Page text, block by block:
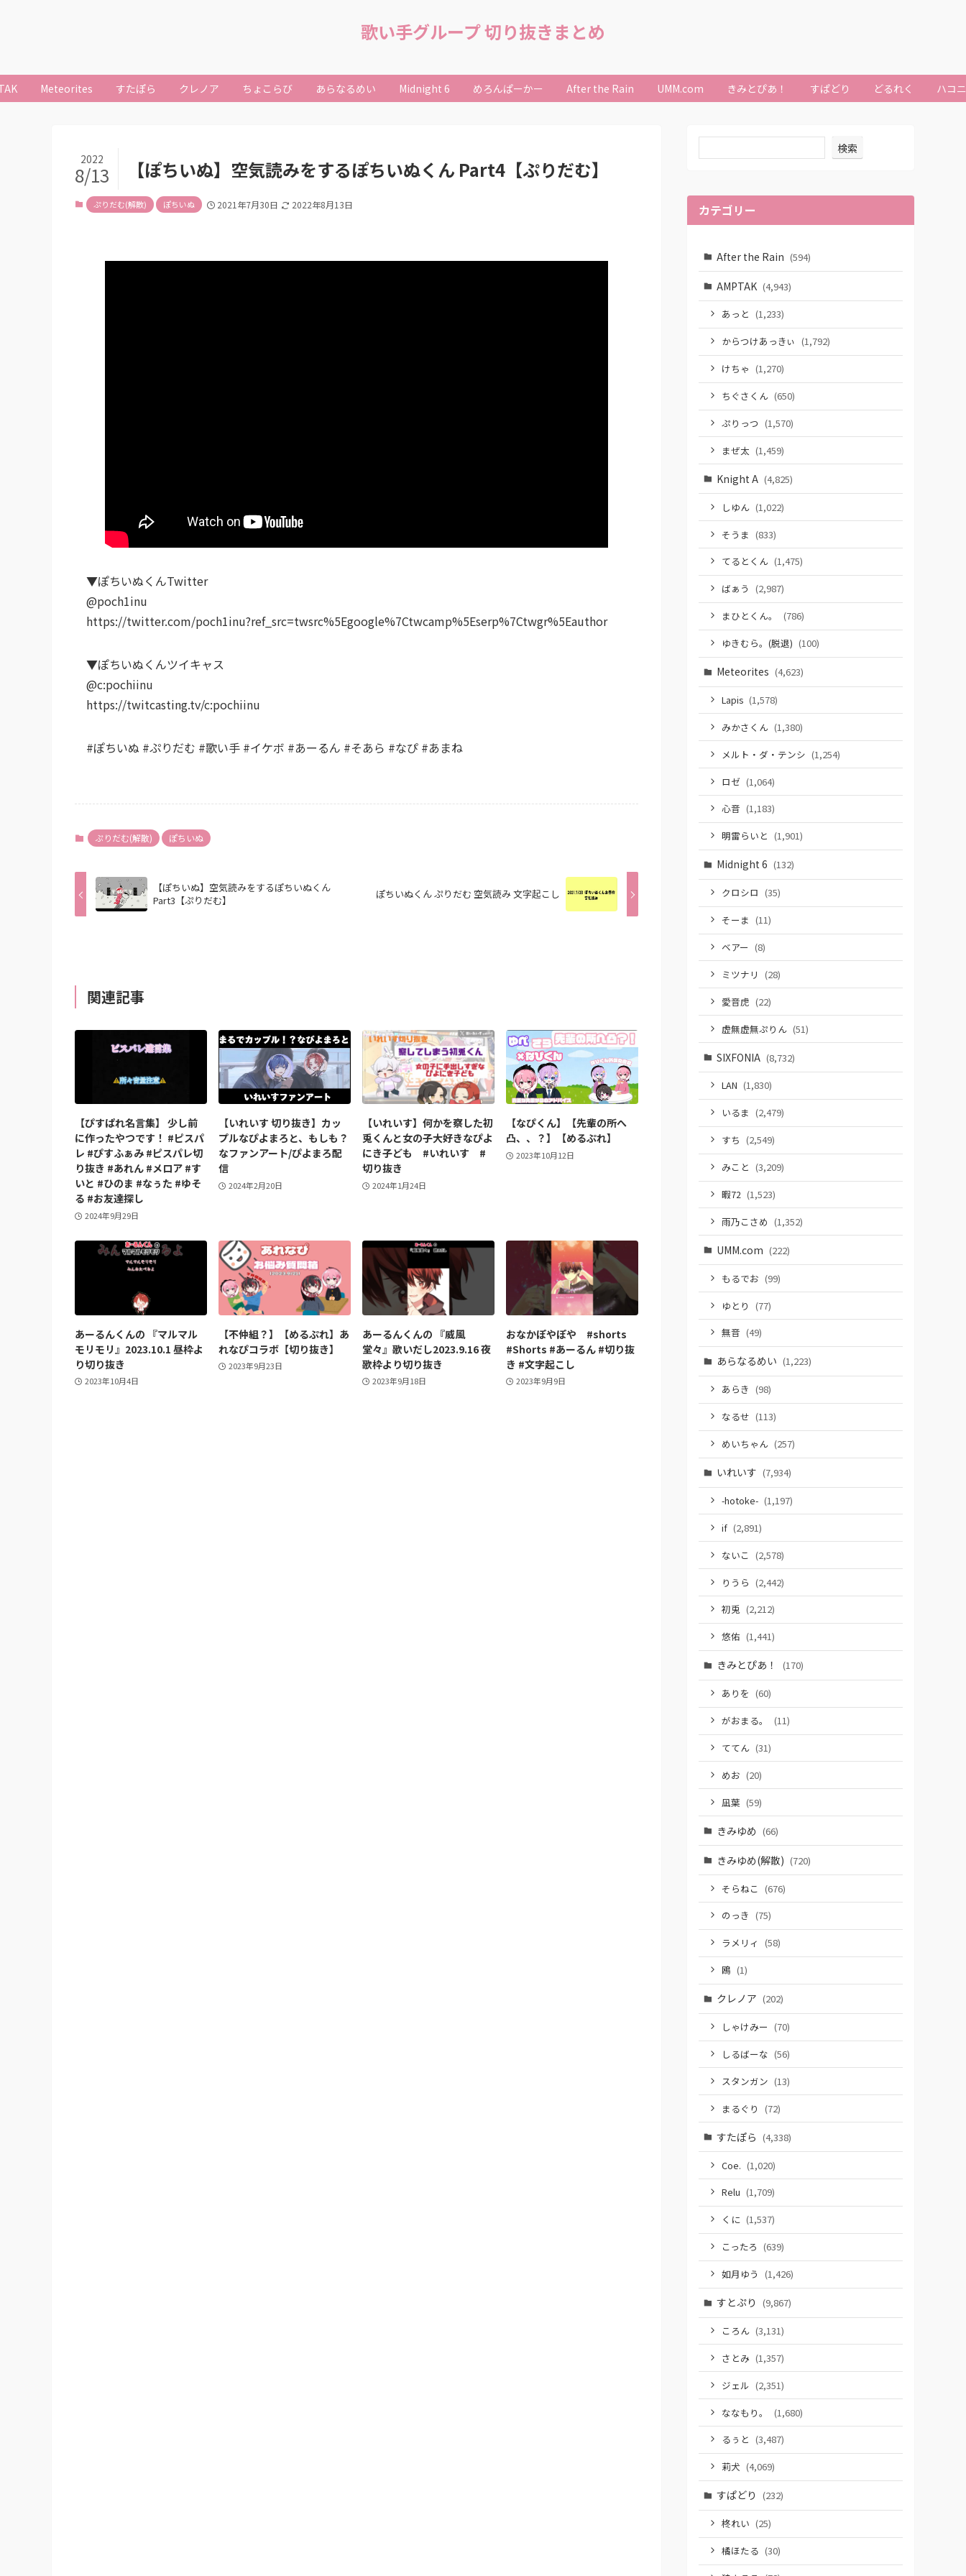
歌い手グループ 切り抜きまとめ
Meteorites すたぽら クレノア ちょこらび あらなるめい Midnight 6 めろんぱーかー After the Rain UMM.com きみとぴあ！ すぱどり どるれく ハコ
【ぽちいぬ】空気読みをするぽちいぬくん Part4【ぷりだむ】
2022
8/13
ぷりだむ(解散) ぽちいぬ 2021年7月30日 2022年8月13日
▼ぽちいぬくんTwitter
@poch1inu
https://twitter.com/poch1inu?ref_src=twsrc%5Egoogle%7Ctwcamp%5Eserp%7Ctwgr%5Eauthor
▼ぽちいぬくんツイキャス
@c:pochiinu
https://twitcasting.tv/c:pochiinu
#ぽちいぬ #ぷりだむ #歌い手 #イケボ #あーるん #そあら #なぴ #あまね
ぷりだむ(解散) ぽちいぬ
【ぽちいぬ】空気読みをするぽちいぬくん
Part3【ぷりだむ】
ぽちいぬくん ぷりだむ 空気読み 文字起こし
関連記事
【ぴすぱれ名言集】 少し前
に作ったやつです！ #ピスパ
レ #ぴすふぁみ #ピスパレ切
り抜き #あれん #メロア #す
いと #ひのま #なぅた #ゆそ
る #お友達探し
2024年9月29日
【いれいす 切り抜き】カッ
プルなぴよまろと、もしも？
なファンアート/ぴよまろ配
信
2024年2月20日
【いれいす】何かを察した初
兎くんと女の子大好きなぴよ
にき子ども #いれいす #
切り抜き
2024年1月24日
【なぴくん】【先輩の所へ
凸、、？】【めるぷれ】
2023年10月12日
あーるんくんの 『マルマル
モリモリ』2023.10.1 昼枠よ
り切り抜き
2023年10月4日
【不仲組？】【めるぷれ】あ
れなぴコラボ【切り抜き】
2023年9月23日
あーるんくんの 『威風
堂々』歌いだし2023.9.16 夜
歌枠より切り抜き
2023年9月18日
おなかぽやぽや #shorts
#Shorts #あーるん #切り抜
き #文字起こし
2023年9月9日
検索
カテゴリー
After the Rain (594)
AMPTAK (4,943)
あっと (1,233)
からつけあっきぃ (1,792)
けちゃ (1,270)
ちぐさくん (650)
ぷりっつ (1,570)
まぜ太 (1,459)
Knight A (4,825)
しゆん (1,022)
そうま (833)
てるとくん (1,475)
ばぁう (2,987)
まひとくん。
(786)
ゆきむら。(脱退) (100)
Meteorites (4,623)
Lapis (1,578)
みかさくん (1,380)
メルト・ダ・テンシ (1,254)
ロゼ (1,064)
心音 (1,183)
明雷らいと (1,901)
Midnight 6 (132)
クロシロ (35)
そーま (11)
ベアー (8)
ミツナリ (28)
愛音虎 (22)
虚無虚無ぷりん (51)
SIXFONIA (8,732)
LAN (1,830)
いるま (2,479)
すち (2,549)
みこと (3,209)
暇72 (1,523)
雨乃こさめ (1,352)
UMM.com (222)
もるでお (99)
ゆとり (77)
無音 (49)
あらなるめい (1,223)
あらき (98)
なるせ (113)
めいちゃん (257)
いれいす (7,934)
-hotoke- (1,197)
if (2,891)
ないこ (2,578)
りうら (2,442)
初兎 (2,212)
悠佑 (1,441)
きみとぴあ！ (170)
ありを (60)
がおまる。
(11)
ててん (31)
めお (20)
凪葉 (59)
きみゆめ (66)
きみゆめ(解散) (720)
そらねこ (676)
のっき (75)
ラメリィ (58)
鴎 (1)
クレノア (202)
しゃけみー (70)
しるばーな (56)
スタンガン (13)
まるぐり (72)
すたぽら (4,338)
Coe. (1,020)
Relu (1,709)
くに (1,537)
こったろ (639)
如月ゆう (1,426)
すとぷり (9,867)
ころん (3,131)
さとみ (1,357)
ジェル (2,351)
ななもり。
(1,680)
るぅと (3,487)
莉犬 (4,069)
すぱどり (232)
柊れい (25)
橘ほたる (30)